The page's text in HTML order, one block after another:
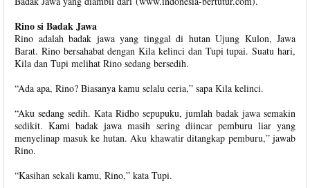
Rino si Badak Jawa
Rino adalah badak jawa yang tinggal di hutan Ujung Kulon, Jawa
Barat. Rino bersahabat dengan Kila kelinci dan Tupi tupai. Suatu hari,
Kila dan Tupi melihat Rino sedang bersedih.
“Ada apa, Rino? Biasanya kamu selalu ceria,” sapa Kila kelinci.
“Aku sedang sedih. Kata Ridho sepupuku, jumlah badak jawa semakin
sedikit. Kami badak jawa masih sering diincar pemburu liar yang
menyelinap masuk ke hutan. Aku khawatir ditangkap pemburu,” jawab
Rino.
“Kasihan sekali kamu, Rino,” kata Tupi.